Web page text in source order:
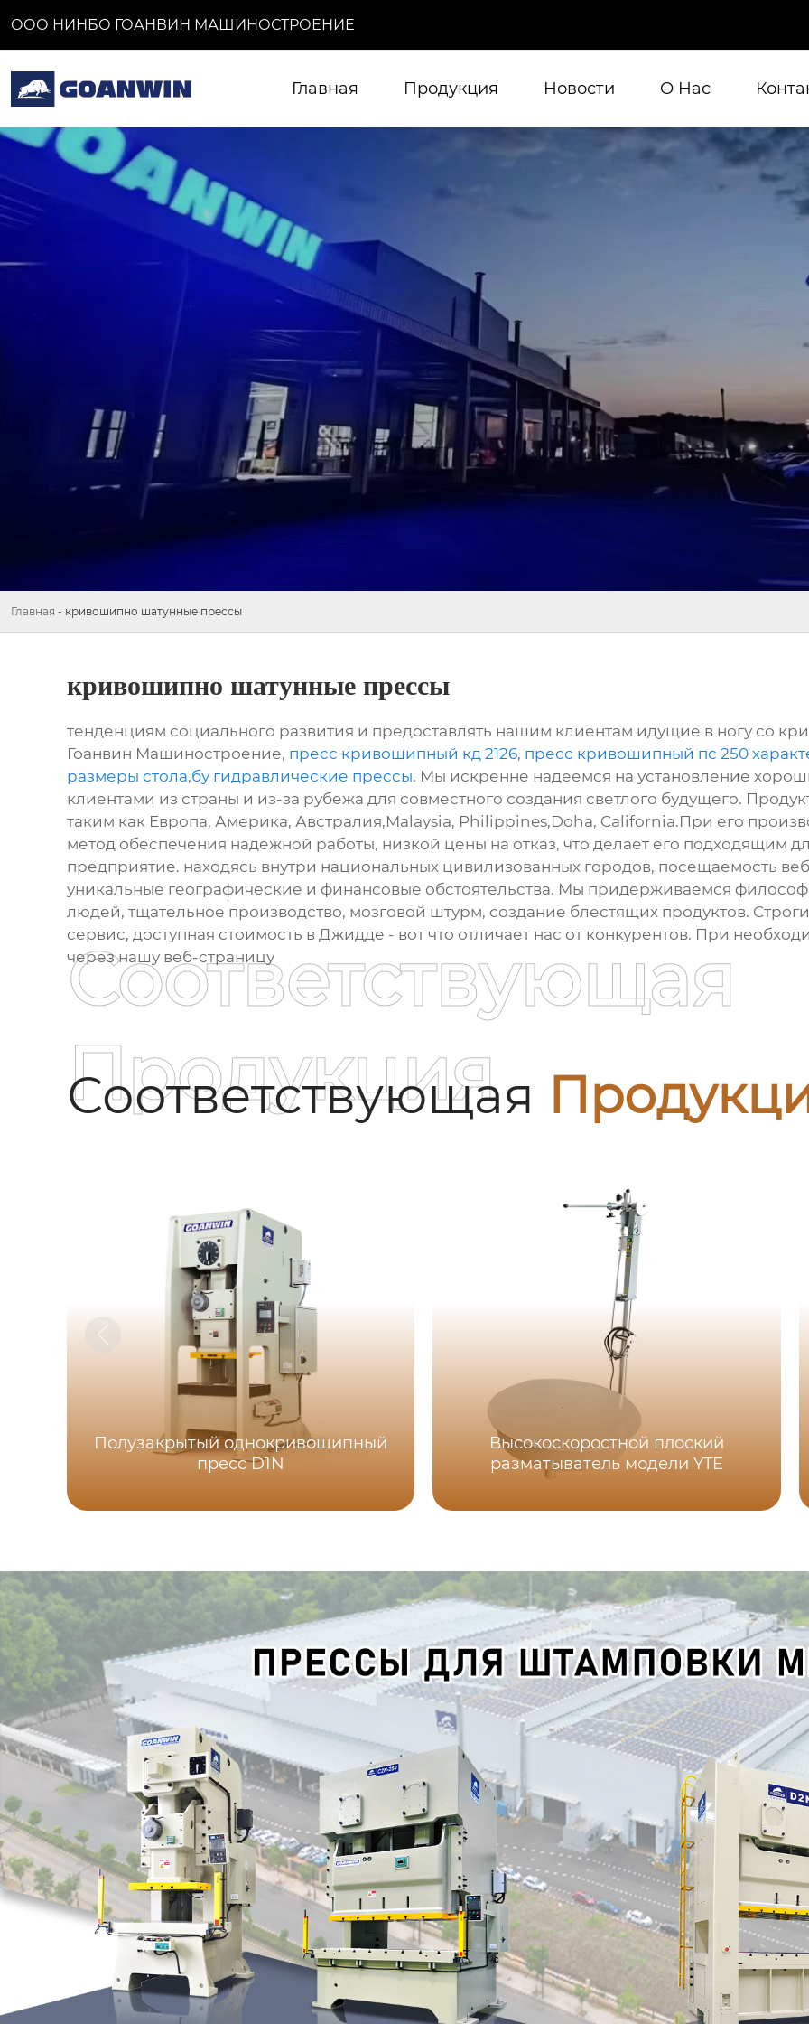
ООО НИНБО ГОАНВИН МАШИНОСТРОЕНИЕ
Главная Продукция Новости О Нас
Главная - кривошипно шатунные прессы
кривошипно шатунные прессы
тенденциям социального развития и предоставлять нашим клиентам идущие в ногу со
Гоанвин Машиностроение, пресс кривошипный кд 2126, пресс кривошипный пс 250
размеры стола,бу гидравлические прессы. Мы искренне надеемся на установление
клиентами из страны и из-за рубежа для совместного создания светлого будущего.
таким как Европа, Америка, Австралия,Malaysia, Philippines,Doha, California.При его
метод обеспечения надежной работы, низкой цены на отказ, что делает его подходящим
предприятие. находясь внутри национальных цивилизованных городов, посещаемость
уникальные географические и финансовые обстоятельства. Мы придерживаемся
людей, тщательное производство, мозговой штурм, создание блестящих продуктов.
сервис, доступная стоимость в Джидде - вот что отличает нас от конкурентов. При
через нашу веб-страницу
Соответствующая
Соответствующая
Продукция
Полузакрытый однокривошипный
пресс D1N
Высокоскоростной плоский
разматыватель модели YTE